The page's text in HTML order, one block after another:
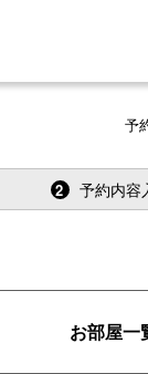
予
2 予約内容
お部屋一